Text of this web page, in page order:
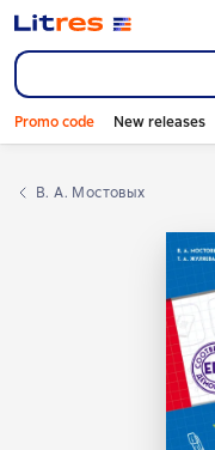
Promo code New releases
В. А. Мостовых